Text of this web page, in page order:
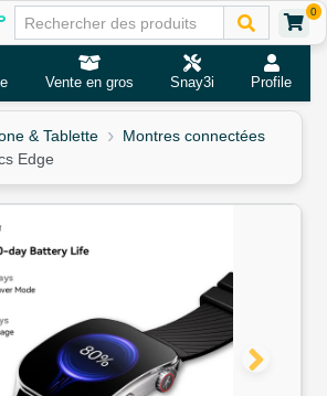
0
Vente en gros Snay3i Profile
& Tablette
Montres connectées
Edge